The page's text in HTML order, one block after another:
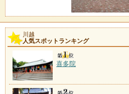
川越
人気スポットランキング
喜多院